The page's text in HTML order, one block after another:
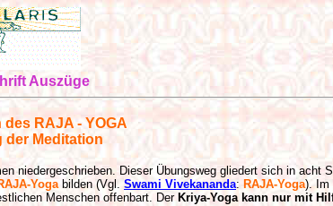
Auszüge
des RAJA - YOGA
der Meditation
niedergeschrieben. Dieser Übungsweg gliedert sich in acht
Yogabilden (Vgl. Swami Vivekananda: RAJA-Yoga). Im
Menschen offenbart. Der Kriya-Yoga kann nur mit